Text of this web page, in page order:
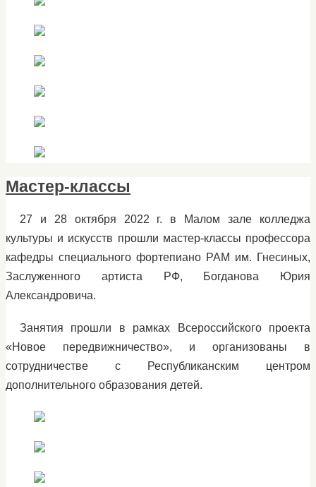
Мастер-классы
27 и 28 октября 2022 г. в Малом зале колледжа
культуры и искусств прошли мастер-классы профессора
кафедры специального фортепиано РАМ им. Гнесиных,
Заслуженного артиста РФ, Богданова Юрия
Александровича.
Занятия прошли в рамках Всероссийского проекта
«Новое передвижничество», и организованы в
сотрудничестве с Республиканским центром
дополнительного образования детей.